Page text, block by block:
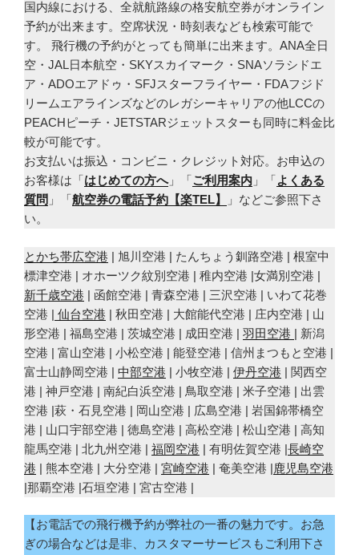
国内線における、全就航路線の格安航空券がオンライン
予約が出来ます。空席状況・時刻表なども検索可能で
す。 飛行機の予約がとっても簡単に出来ます。ANA全日
空・JAL日本航空・SKYスカイマーク・SNAソラシドエ
ア・ADOエアドゥ・SFJスターフライヤー・FDAフジド
リームエアラインズなどのレガシーキャリアの他LCCの
PEACHピーチ・JETSTARジェットスターも同時に料金比
較が可能です。
お支払いは振込・コンビニ・クレジット対応。お申込の
お客様は「はじめての方へ」「ご利用案内 」「よくある
質問 」「航空券の電話予約【楽TEL】
」などご参照下さ
い。
とかち帯広空港 | 旭川空港 | たんちょう釧路空港 | 根室中
標津空港 | オホーツク紋別空港 | 稚内空港 |女満別空港 |
新千歳空港 | 函館空港 | 青森空港 | 三沢空港 | いわて花巻
空港 | 仙台空港 | 秋田空港 | 大館能代空港 | 庄内空港 | 山
形空港 | 福島空港 | 茨城空港 | 成田空港 | 羽田空港 | 新潟
空港 | 富山空港 | 小松空港 | 能登空港 | 信州まつもと空港 |
富士山静岡空港 | 中部空港 | 小牧空港 | 伊丹空港 | 関西空
港 | 神戸空港 | 南紀白浜空港 | 鳥取空港 | 米子空港 | 出雲
空港 |萩・石見空港 | 岡山空港 | 広島空港 | 岩国錦帯橋空
港 | 山口宇部空港 | 徳島空港 | 高松空港 | 松山空港 | 高知
龍馬空港 | 北九州空港 | 福岡空港 | 有明佐賀空港 |長崎空
港 | 熊本空港 | 大分空港 | 宮崎空港 | 奄美空港 |鹿児島空港
|那覇空港 |石垣空港 | 宮古空港 |
【お電話での飛行機予約が弊社の一番の魅力です。お急
ぎの場合などは是非、カスタマーサービスもご利用下さ